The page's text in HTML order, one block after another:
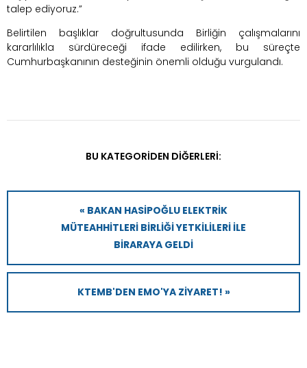
talep ediyoruz.”
Belirtilen başlıklar doğrultusunda Birliğin çalışmalarını
kararlılıkla sürdüreceği ifade edilirken, bu süreçte
Cumhurbaşkanının desteğinin önemli olduğu vurgulandı.
BU KATEGORIDEN DIĞERLERI:
« BAKAN HASİPOĞLU ELEKTRİK
MÜTEAHHİTLERİ BİRLİĞİ YETKİLİLERİ İLE
BİRARAYA GELDİ
KTEMB'DEN EMO'YA ZIYARET! »